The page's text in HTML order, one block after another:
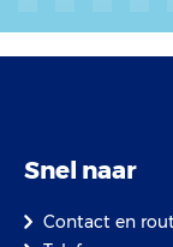
Snel naar
Contact en